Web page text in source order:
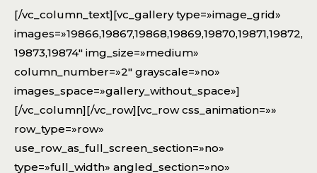
[/vc_column_text][vc_gallery type=»image_grid»
images=»19866,19867,19868,19869,19870,19871,19872,
19873,19874″ img_size=»medium»
column_number=»2″ grayscale=»no»
images_space=»gallery_without_space»]
[/vc_column][/vc_row][vc_row css_animation=»»
row_type=»row»
use_row_as_full_screen_section=»no»
type=»full_width» angled_section=»no»